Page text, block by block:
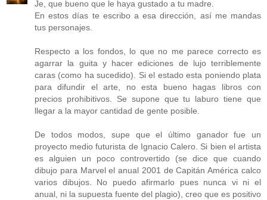
Je, que bueno que le haya gustado a tu madre.
En estos días te escribo a esa dirección, así me mandas
tus personajes.
Respecto a los fondos, lo que no me parece correcto es
agarrar la guita y hacer ediciones de lujo terriblemente
caras (como ha sucedido). Si el estado esta poniendo plata
para difundir el arte, no esta bueno hagas libros con
precios prohibitivos. Se supone que tu laburo tiene que
llegar a la mayor cantidad de gente posible.
De todos modos, supe que el último ganador fue un
proyecto medio futurista de Ignacio Calero. Si bien el artista
es alguien un poco controvertido (se dice que cuando
dibujo para Marvel el anual 2001 de Capitán América calco
varios dibujos. No puedo afirmarlo pues nunca vi ni el
anual, ni la supuesta fuente del plagio), creo que es positivo